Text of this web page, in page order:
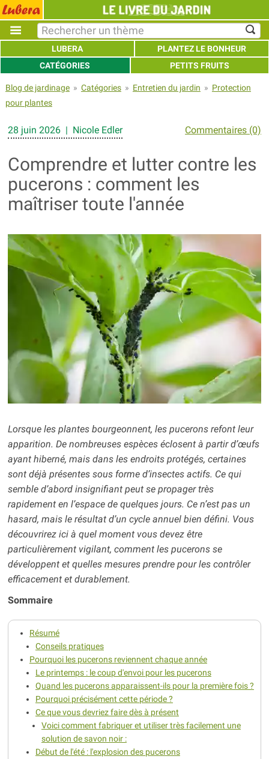
LUBERA
PLANTEZ LE BONHEUR
CATÉGORIES
PETITS FRUITS
Blog de jardinage» Catégories» Entretien du jardin » Protection
pour plantes
28 juin 2026 | Nicole Edler Commentaires (0)
Comprendre et lutter contre les
pucerons : comment les
maîtriser toute l'année
Lorsque les plantes bourgeonnent, les pucerons refont leur
apparition. De nombreuses espèces éclosent à partir d’œufs
ayant hiberné, mais dans les endroits protégés, certaines
sont déjà présentes sous forme d’insectes actifs. Ce qui
semble d’abord insignifiant peut se propager très
rapidement en l’espace de quelques jours. Ce n’est pas un
hasard, mais le résultat d’un cycle annuel bien défini. Vous
découvrirez ici à quel moment vous devez être
particulièrement vigilant, comment les pucerons se
développent et quelles mesures prendre pour les contrôler
efficacement et durablement.
Sommaire
Résumé
Conseils pratiques
Pourquoi les pucerons reviennent chaque année
Le printemps : le coup d'envoi pour les pucerons
Quand les pucerons apparaissent-ils pour la première fois ?
Pourquoi précisément cette période ?
Ce que vous devriez faire dès à présent
Voici comment fabriquer et utiliser très facilement une
solution de savon noir :
Début de l'été : l'explosion des pucerons